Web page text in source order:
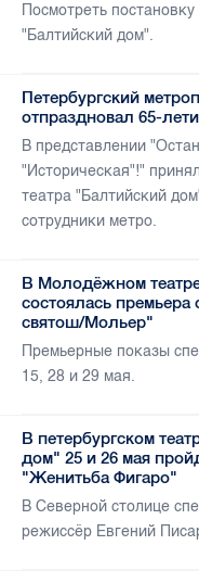
Посмотреть
"Балтийский дом".
Петербургский
отпраздновал 65-
В представлении
"Историческая"!"
театра "Балтийский
сотрудники метро.
В Молодёжном
состоялась премьера
святош/Мольер"
Премьерные показы
15, 28 и 29 мая.
В петербургском
дом" 25 и 26 мая
"Женитьба Фигаро"
В Северной столице
режиссёр Евгений